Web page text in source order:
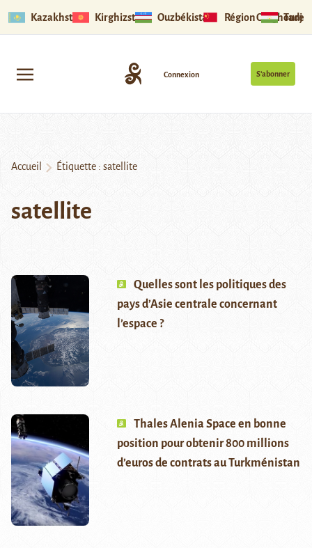
Kazakhstan Kirghizstan Ouzbékistan Région Ouïghoure
S’abonner
Connexion
Accueil Étiquette : satellite
satellite
Quelles sont les politiques des
pays d’Asie centrale concernant
l’espace ?
Thales Alenia Space en bonne
position pour obtenir 800 millions
d’euros de contrats au Turkménistan